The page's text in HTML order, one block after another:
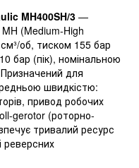
MH400SH/3 —
(Medium-High
об, тиском 155 бар
бар (пік), номінальною
для
швидкістю:
привод робочих
gerotor (роторно-
тривалий ресурс
реверсних